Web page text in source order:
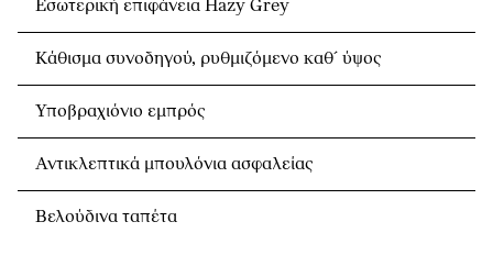
Εσωτερική επιφάνεια Hazy Grey
Κάθισμα συνοδηγού, ρυθμιζόμενο καθ´ ύψος
Υποβραχιόνιο εμπρός
Αντικλεπτικά μπουλόνια ασφαλείας
Βελούδινα ταπέτα